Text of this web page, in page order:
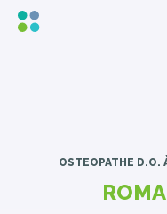
OSTEOPATHE D.O.